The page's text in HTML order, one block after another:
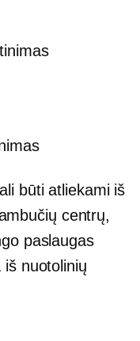
būti atliekami iš
centrų,
paslaugas
iš nuotolinių